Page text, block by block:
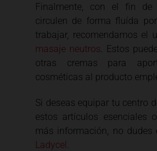
Finalmente, con el fin
circulen de forma fluída
trabajar, recomendamos el
masaje neutros . Estos
otras cremas para
cosméticas al producto
Si deseas equipar tu centro
estos artículos esenciales
más información, no dudes
Ladycel